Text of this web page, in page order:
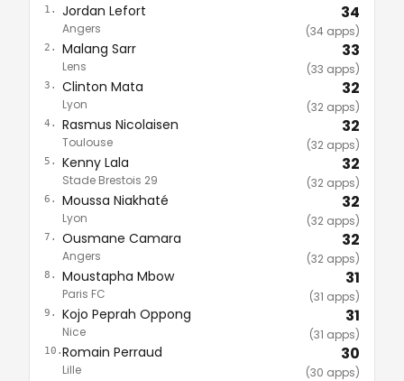
1. Jordan Lefort
Angers
34
(34 apps)
2. Malang Sarr
Lens
33
(33 apps)
3. Clinton Mata
Lyon
32
(32 apps)
4. Rasmus Nicolaisen
Toulouse
32
(32 apps)
5. Kenny Lala
Stade Brestois 29
32
(32 apps)
6. Moussa Niakhaté
Lyon
32
(32 apps)
7. Ousmane Camara
Angers
32
(32 apps)
8. Moustapha Mbow
Paris FC
31
(31 apps)
9. Kojo Peprah Oppong
Nice
31
(31 apps)
10.Romain Perraud
Lille
30
(30 apps)